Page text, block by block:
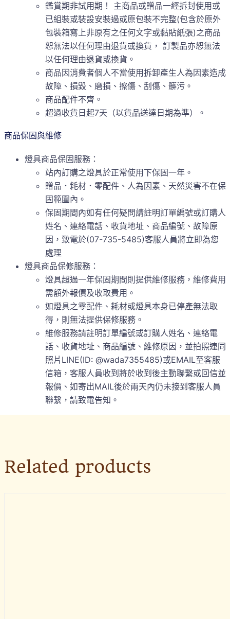
鑑賞期非試用期！ 主商品或贈品一經拆封使用或
已組裝或裝設安裝過或原包裝不完整(包含於原外
包裝箱寫上非原有之任何文字或黏貼紙張)之商品
恕無法以任何理由退貨或換貨， 訂製品亦恕無法
以任何理由退貨或換貨。
商品因消費者個人不當使用拆卸產生人為因素造成
故障、損毀、磨損、擦傷、刮傷、髒污。
商品配件不齊。
超過收貨日起7天（以貨品送達日期為準）。
商品保固與維修
燈具商品保固服務：
站內訂購之燈具於正常使用下保固一年。
贈品．耗材．零配件、人為因素、天然災害不在保
固範圍內。
保固期間內如有任何疑問請註明訂單編號或訂購人
姓名、連絡電話、收貨地址、商品編號、故障原
因，致電於(07-735-5485)客服人員將立即為您
處理
燈具商品保修服務：
燈具超過一年保固期間則提供維修服務，維修費用
需額外報價及收取費用。
如燈具之零配件、耗材或燈具本身已停產無法取
得，則無法提供保修服務。
維修服務請註明訂單編號或訂購人姓名、連絡電
話、收貨地址、商品編號、維修原因，並拍照連同
照片LINE(ID: @wada7355485)或EMAIL至客服
信箱，客服人員收到將於收到後主動聯繫或回信並
報價、如寄出MAIL後於兩天內仍未接到客服人員
聯繫，請致電告知。
Related products